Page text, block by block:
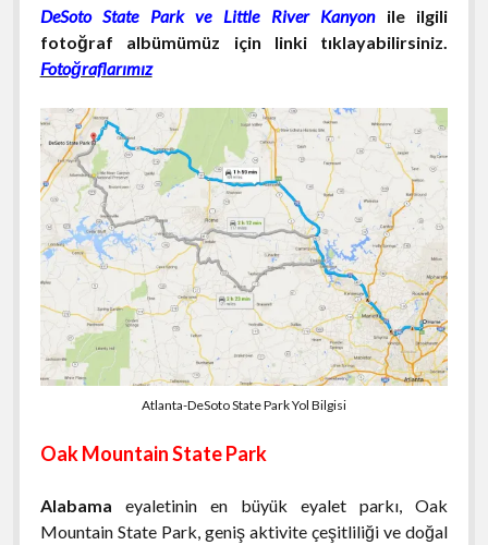
DeSoto State Park ve Little River Kanyonile ilgili
fotoğraf albümümüz için linki tıklayabilirsiniz.
Fotoğraflarımız
Atlanta-DeSoto State Park Yol Bilgisi
Oak Mountain State Park
Alabama eyaletinin en büyük eyalet parkı, Oak
Mountain State Park, geniş aktivite çeşitliliği ve doğal